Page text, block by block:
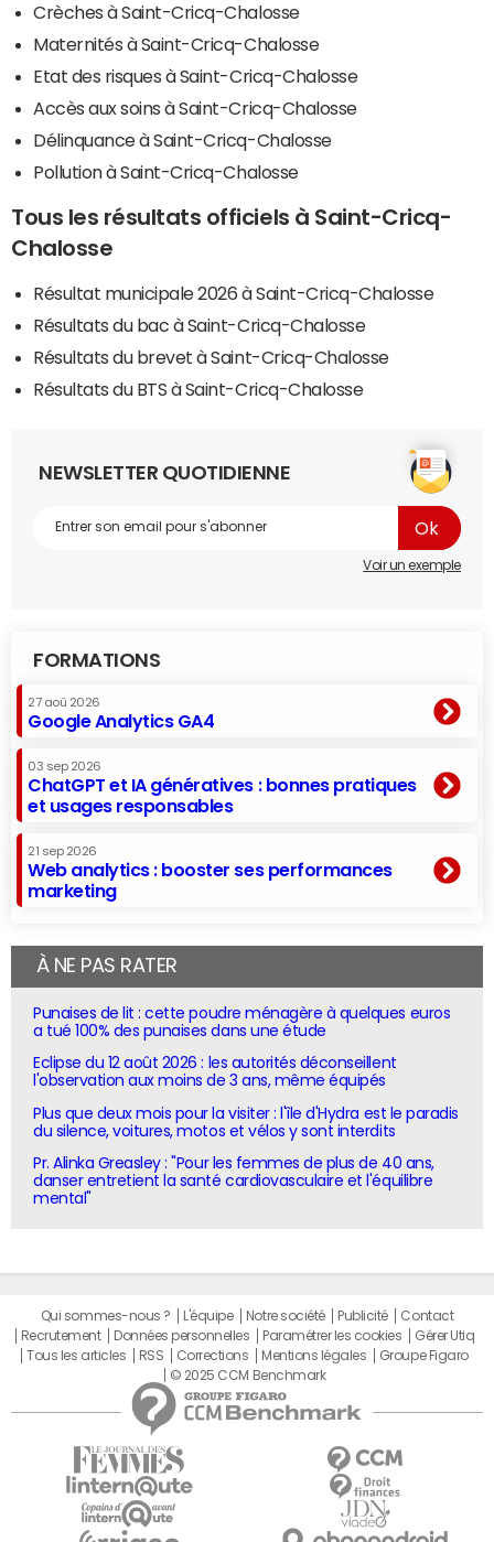
Crèches à Saint-Cricq-Chalosse
Maternités à Saint-Cricq-Chalosse
Etat des risques à Saint-Cricq-Chalosse
Accès aux soins à Saint-Cricq-Chalosse
Délinquance à Saint-Cricq-Chalosse
Pollution à Saint-Cricq-Chalosse
Tous les résultats officiels à Saint-Cricq-
Chalosse
Résultat municipale 2026 à Saint-Cricq-Chalosse
Résultats du bac à Saint-Cricq-Chalosse
Résultats du brevet à Saint-Cricq-Chalosse
Résultats du BTS à Saint-Cricq-Chalosse
NEWSLETTER QUOTIDIENNE
Voir un exemple
FORMATIONS
27 aoû 2026
Google Analytics GA4
03 sep 2026
ChatGPT et IA génératives : bonnes pratiques
et usages responsables
21 sep 2026
Web analytics : booster ses performances
marketing
À NE PAS RATER
Punaises de lit : cette poudre ménagère à quelques euros
a tué 100% des punaises dans une étude
Eclipse du 12 août 2026 : les autorités déconseillent
l'observation aux moins de 3 ans, même équipés
Plus que deux mois pour la visiter : l'île d'Hydra est le paradis
du silence, voitures, motos et vélos y sont interdits
Pr. Alinka Greasley : "Pour les femmes de plus de 40 ans,
danser entretient la santé cardiovasculaire et l'équilibre
mental"
Qui sommes-nous ? L'équipe Notre société Publicité
Contact
Recrutement
Données personnelles Paramétrer les cookies
Gérer Utiq
Tous les articles
RSS Corrections Mentions légales
Groupe Figaro
© 2025 CCM Benchmark